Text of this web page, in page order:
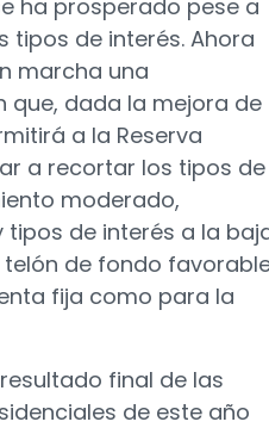
ha prosperado pese a
tipos de interés. Ahora
marcha una
que, dada la mejora de
a la Reserva
a recortar los tipos de
moderado,
tipos de interés a la
de fondo
fija como para la
final de las
de este año